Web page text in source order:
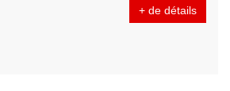
+ de détails